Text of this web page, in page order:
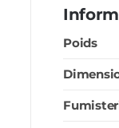
Poids